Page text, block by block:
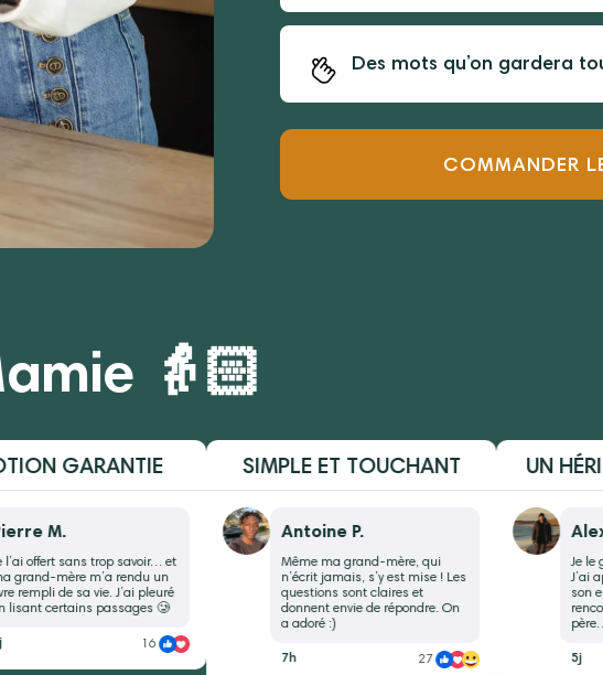
Des mots qu’on gardera
COMMANDER
👵🏻
GARANTIE
M.
sans trop savoir… et
mère m’a rendu un
de sa vie. J’ai pleuré
certains passages 🥲
SIMPLE ET TOUCHANT
Antoine P.
Même ma grand-mère, qui
n’écrit jamais, s’y est mise ! Les
questions sont claires et
donnent envie de répondre. On
a adoré :)
UN
Alex M.
Je le
J’ai
son
rencontre
père…